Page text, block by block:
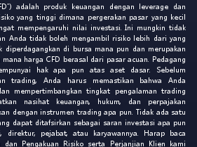
adalah produk keuangan dengan leverage dan
yang tinggi dimana pergerakan pasar yang kecil
mempengaruhi nilai investasi. Ini mungkin tidak
Anda tidak boleh mengambil risiko lebih dari yang
diperdagangkan di bursa mana pun dan merupakan
harga CFD berasal dari pasar acuan. Pedagang
hak apa pun atas aset dasar. Sebelum
trading, Anda harus memastikan bahwa Anda
mempertimbangkan tingkat pengalaman trading
nasihat keuangan, hukum, dan perpajakan
dengan instrumen trading apa pun. Tidak ada satu
dapat ditafsirkan sebagai saran investasi apa pun
direktur, pejabat, atau karyawannya. Harap baca
dan Pengakuan Risiko serta Perjanjian Klien kami